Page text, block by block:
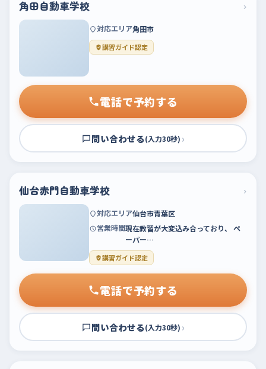
角田自動車学校 ›
対応エリア角田市
講習ガイド認定
電話で予約する
問い合わせる(入力30秒) ›
仙台赤門自動車学校 ›
対応エリア仙台市青葉区
営業時間現在教習が大変込み合っており、 ペ
ーパー…
講習ガイド認定
電話で予約する
問い合わせる(入力30秒) ›